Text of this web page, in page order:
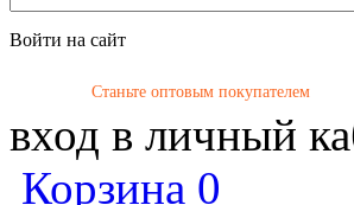
Войти на сайт
Станьте оптовым покупателем
вход в личный
Корзина 0